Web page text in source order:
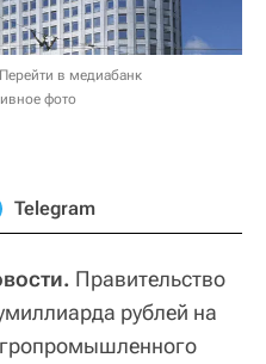
Перейти в медиабанк
фото
Telegram
Правительство
рублей на